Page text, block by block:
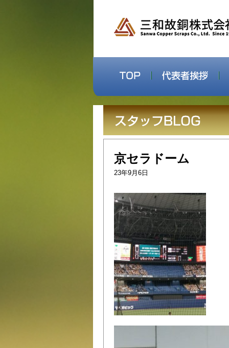
京セラドーム
23年9月6日